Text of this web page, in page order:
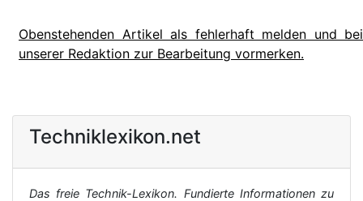
Obenstehenden Artikel als fehlerhaft melden und bei
unserer Redaktion zur Bearbeitung vormerken.
Techniklexikon.net
Das freie Technik-Lexikon. Fundierte Informationen zu